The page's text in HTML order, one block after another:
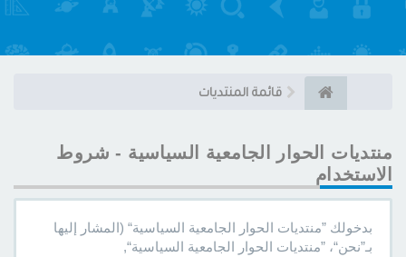
قائمة المنتديات
منتديات الحوار الجامعية السياسية - شروط
الاستخدام
بدخولك ”منتديات الحوار الجامعية السياسية“ (المشار إليها
بـ”نحن“، ”منتديات الحوار الجامعية السياسية“,